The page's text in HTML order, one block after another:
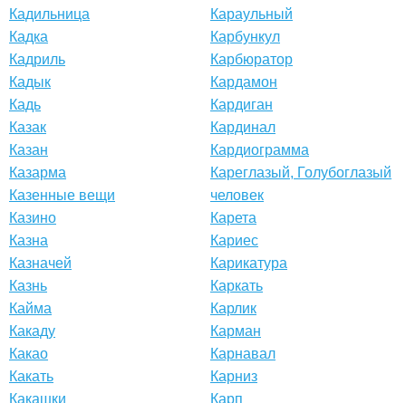
Кадильница
Кадка
Кадриль
Кадык
Кадь
Казак
Казан
Казарма
Казенные вещи
Казино
Казна
Казначей
Казнь
Кайма
Какаду
Какао
Какать
Какашки
Караульный
Карбункул
Карбюратор
Кардамон
Кардиган
Кардинал
Кардиограмма
Кареглазый, Голубоглазый
человек
Карета
Кариес
Карикатура
Каркать
Карлик
Карман
Карнавал
Карниз
Карп